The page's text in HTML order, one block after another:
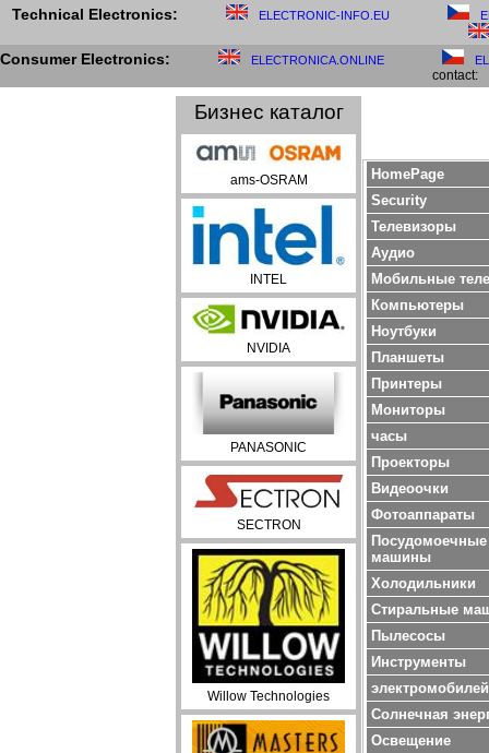
Technical Electronics: ELECTRONIC-INFO.EU
Consumer Electronics: ELECTRONICA.ONLINE
contact:
Бизнес каталог
ams-OSRAM
INTEL
NVIDIA
PANASONIC
SECTRON
Willow Technologies
HomePage
Security
Телевизоры
Aудио
Мобильные
Компьютеры
Ноутбуки
Планшеты
Принтеры
Мониторы
часы
Проекторы
Bидеоочки
Фотоаппараты
Посудомоечные
машины
Холодильники
Стиральные
Пылесосы
Инструменты
электромобилей
Солнечная
Oсвещение